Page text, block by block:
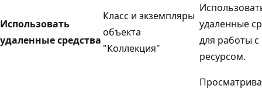
Использовать
удаленные средства
Класс и экземпляры
объекта
"Коллекция"
удаленные
для работы с
ресурсом.